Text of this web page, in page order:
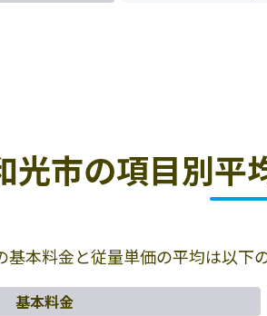
光市の項目別平
本料金と従量単価の平均は以下
基本料金